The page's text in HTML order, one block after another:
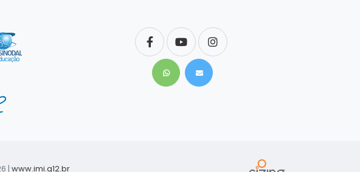
| www.imi.g12.br